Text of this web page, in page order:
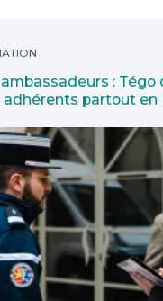
: Tégo
adhérents partout en